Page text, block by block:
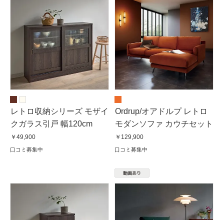
レトロ収納シリーズ モザイ
クガラス引戸 幅120cm
￥49,900
口コミ募集中
Ordrup/オアドルプ レトロ
モダンソファ カウチセット
￥129,900
口コミ募集中